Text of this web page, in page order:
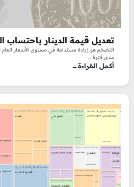
تعديل قيمة الدينار باحتساب
التضخم هو زيادة مستدامة في مستوى الأسعار العام
مدى فترة …
أكمل القراءة